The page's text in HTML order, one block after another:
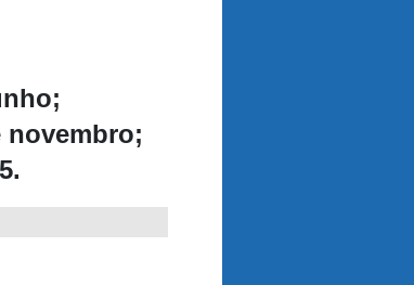
novembro;